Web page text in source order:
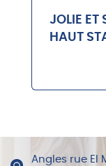
JOLIE ET
HAUT
Angles rue El